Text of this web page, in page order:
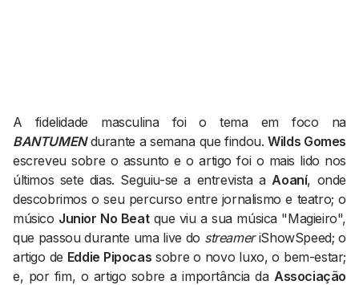
Contactos
EMAIL
GERAL@BANTUMEN.COM
WHATSAPP
+351 912 127 577
A fidelidade masculina foi o tema em foco na
BANTUMENdurante a semana que findou.Wilds Gomes
escreveu sobre o assunto e o artigo foi o mais lido nos
últimos sete dias. Seguiu-se a entrevista aAoaní, onde
descobrimos o seu percurso entre jornalismo e teatro; o
músico Junior No Beatque viu a sua música "Magieiro",
que passou durante uma live do streameriShowSpeed; o
artigo de Eddie Pipocas sobre o novo luxo, o bem-estar;
e, por fim, o artigo sobre a importância da Associação